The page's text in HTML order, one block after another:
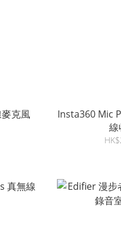
克風
Insta360 Mic
線